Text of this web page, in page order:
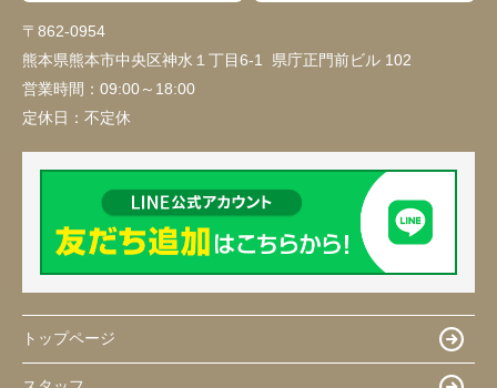
〒862-0954
熊本県熊本市中央区神水１丁目6-1 県庁正門前ビル 102
営業時間： 09:00～18:00
定休日： 不定休
トップページ